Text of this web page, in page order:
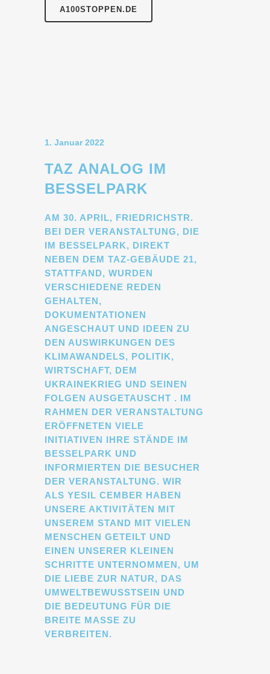
A100STOPPEN.DE
1. Januar 2022
TAZ ANALOG IM
BESSELPARK
AM 30. APRIL, FRIEDRICHSTR.
BEI DER VERANSTALTUNG, DIE
IM BESSELPARK, DIREKT
NEBEN DEM TAZ-GEBÄUDE 21,
STATTFAND, WURDEN
VERSCHIEDENE REDEN
GEHALTEN,
DOKUMENTATIONEN
ANGESCHAUT UND IDEEN ZU
DEN AUSWIRKUNGEN DES
KLIMAWANDELS, POLITIK,
WIRTSCHAFT, DEM
UKRAINEKRIEG UND SEINEN
FOLGEN AUSGETAUSCHT . IM
RAHMEN DER VERANSTALTUNG
ERÖFFNETEN VIELE
INITIATIVEN IHRE STÄNDE IM
BESSELPARK UND
INFORMIERTEN DIE BESUCHER
DER VERANSTALTUNG. WIR
ALS YESIL CEMBER HABEN
UNSERE AKTIVITÄTEN MIT
UNSEREM STAND MIT VIELEN
MENSCHEN GETEILT UND
EINEN UNSERER KLEINEN
SCHRITTE UNTERNOMMEN, UM
DIE LIEBE ZUR NATUR, DAS
UMWELTBEWUSSTSEIN UND
DIE BEDEUTUNG FÜR DIE
BREITE MASSE ZU
VERBREITEN.